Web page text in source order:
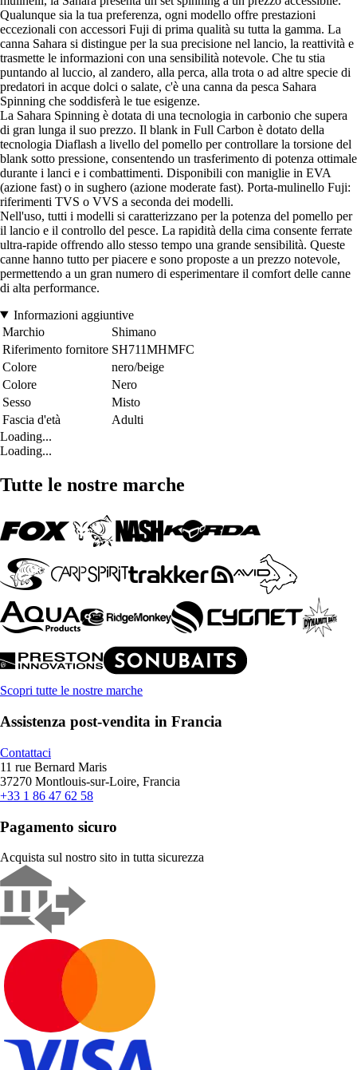
Qualunque sia la tua preferenza, ogni modello offre prestazioni
eccezionali con accessori Fuji di prima qualità su tutta la gamma. La
canna Sahara si distingue per la sua precisione nel lancio, la reattività e
trasmette le informazioni con una sensibilità notevole. Che tu stia
puntando al luccio, al zandero, alla perca, alla trota o ad altre specie di
predatori in acque dolci o salate, c'è una canna da pesca Sahara
Spinning che soddisferà le tue esigenze.
La Sahara Spinning è dotata di una tecnologia in carbonio che supera
di gran lunga il suo prezzo. Il blank in Full Carbon è dotato della
tecnologia Diaflash a livello del pomello per controllare la torsione del
blank sotto pressione, consentendo un trasferimento di potenza ottimale
durante i lanci e i combattimenti. Disponibili con maniglie in EVA
(azione fast) o in sughero (azione moderate fast). Porta-mulinello Fuji:
riferimenti TVS o VVS a seconda dei modelli.
Nell'uso, tutti i modelli si caratterizzano per la potenza del pomello per
il lancio e il controllo del pesce. La rapidità della cima consente ferrate
ultra-rapide offrendo allo stesso tempo una grande sensibilità. Queste
canne hanno tutto per piacere e sono proposte a un prezzo notevole,
permettendo a un gran numero di esperimentare il comfort delle canne
di alta performance.
Informazioni aggiuntive
Marchio
Shimano
Riferimento fornitore SH711MHMFC
Colore
nero/beige
Colore
Nero
Sesso
Misto
Fascia d'età
Adulti
Loading...
Loading...
Tutte le nostre marche
Scopri tutte le nostre marche
Assistenza post-vendita in Francia
Contattaci
11 rue Bernard Maris
37270 Montlouis-sur-Loire, Francia
+33 1 86 47 62 58
Pagamento sicuro
Acquista sul nostro sito in tutta sicurezza